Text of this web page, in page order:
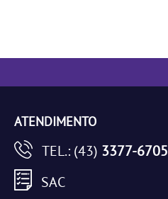
ATENDIMENTO
TEL.: (43) 3377-6705
SAC